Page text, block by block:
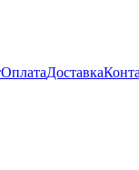
ОплатаДоставка